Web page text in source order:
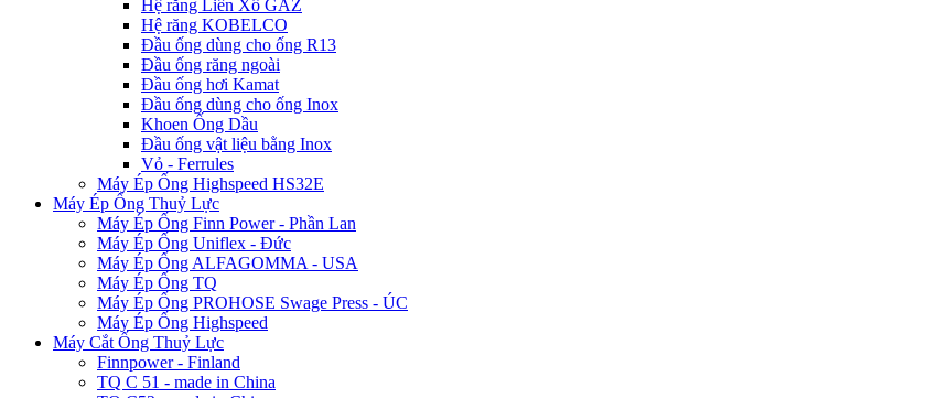
Hệ răng Liên Xô GAZ
Hệ răng KOBELCO
Đầu ống dùng cho ống R13
Đầu ống răng ngoài
Đầu ống hơi Kamat
Đầu ống dùng cho ống Inox
Khoen Ống Dầu
Đầu ống vật liệu bằng Inox
Vỏ - Ferrules
Máy Ép Ống Highspeed HS32E
Máy Ép Ống Thuỷ Lực
Máy Ép Ống Finn Power - Phần Lan
Máy Ép Ống Uniflex - Đức
Máy Ép Ống ALFAGOMMA - USA
Máy Ép Ống TQ
Máy Ép Ống PROHOSE Swage Press - ÚC
Máy Ép Ống Highspeed
Máy Cắt Ống Thuỷ Lực
Finnpower - Finland
TQ C 51 - made in China